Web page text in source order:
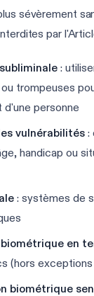
sévèrement
par
:
trompeuses
personne
vulnérabilités :
handicap ou
: systèmes de
en
(hors
biométrique